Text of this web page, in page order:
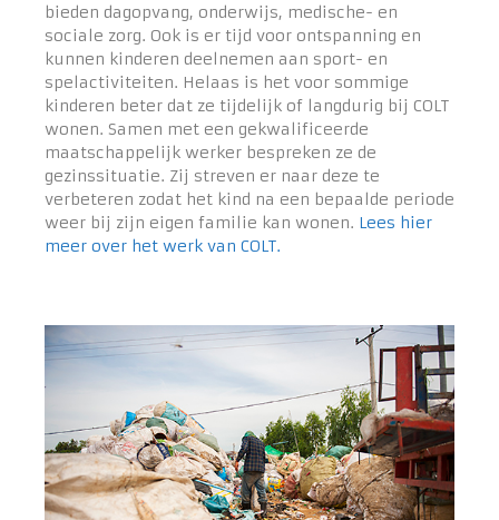
bieden dagopvang, onderwijs, medische- en
sociale zorg. Ook is er tijd voor ontspanning en
kunnen kinderen deelnemen aan sport- en
spelactiviteiten. Helaas is het voor sommige
kinderen beter dat ze tijdelijk of langdurig bij COLT
wonen. Samen met een gekwalificeerde
maatschappelijk werker bespreken ze de
gezinssituatie. Zij streven er naar deze te
verbeteren zodat het kind na een bepaalde periode
weer bij zijn eigen familie kan wonen. Lees hier
meer over het werk van COLT.